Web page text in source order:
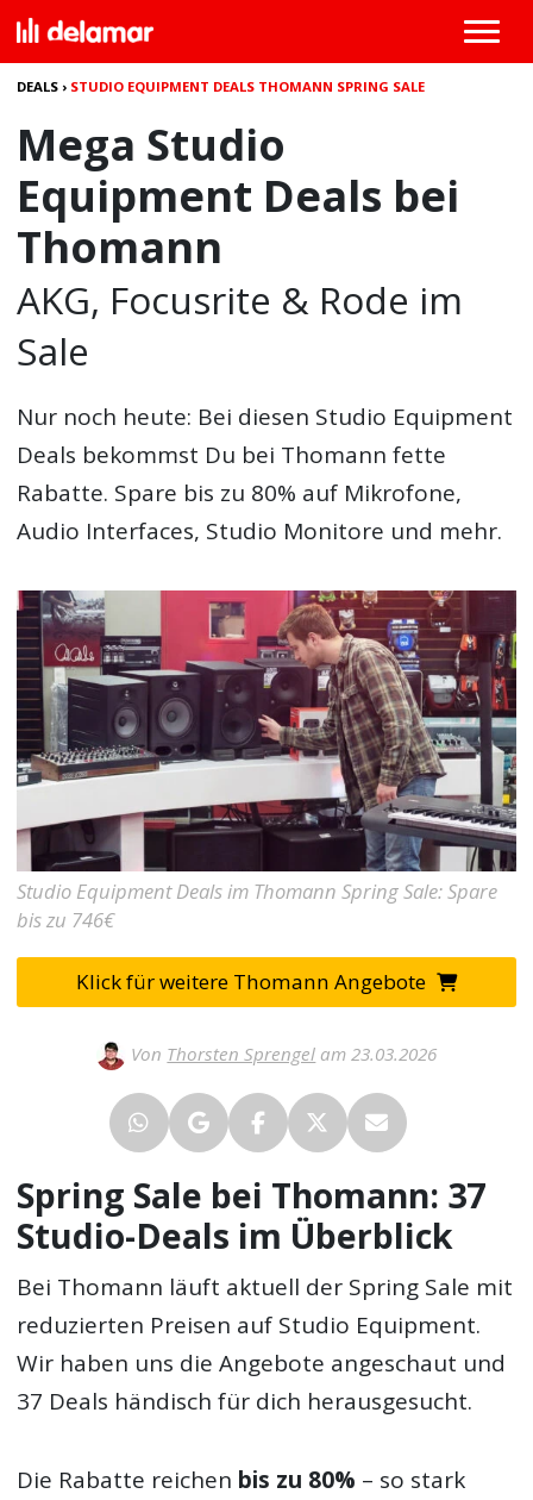
DEALS › STUDIO EQUIPMENT DEALS THOMANN SPRING SALE
Mega Studio
Equipment Deals bei
Thomann
AKG, Focusrite & Rode im
Sale
Nur noch heute: Bei diesen Studio Equipment
Deals bekommst Du bei Thomann fette
Rabatte. Spare bis zu 80% auf Mikrofone,
Audio Interfaces, Studio Monitore und mehr.
Studio Equipment Deals im Thomann Spring Sale: Spare
bis zu 746€
Klick für weitere Thomann Angebote
Von Thorsten Sprengel am 23.03.2026
Spring Sale bei Thomann: 37
Studio-Deals im Überblick
Bei Thomann läuft aktuell der Spring Sale mit
reduzierten Preisen auf Studio Equipment.
Wir haben uns die Angebote angeschaut und
37 Deals händisch für dich herausgesucht.
Die Rabatte reichen bis zu 80% – so stark